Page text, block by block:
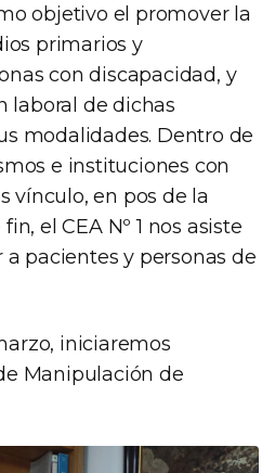
objetivo el promover la
primarios y
con discapacidad, y
laboral de dichas
modalidades. Dentro de
e instituciones con
vínculo, en pos de la
el CEA Nº 1 nos asiste
pacientes y personas de
iniciaremos
Manipulación de